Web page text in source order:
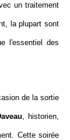
un traitement
la plupart sont
l'essentiel des
de la sortie
, historien,
Cette soirée